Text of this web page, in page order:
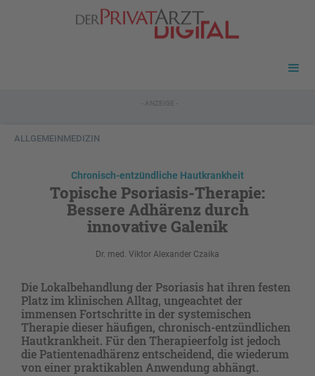
- ANZEIGE -
ALLGEMEINMEDIZIN
Chronisch-entzündliche Hautkrankheit
Topische Psoriasis-Therapie:
Bessere Adhärenz durch
innovative Galenik
Dr. med. Viktor Alexander Czaika
Die Lokalbehandlung der Psoriasis hat ihren festen
Platz im klinischen Alltag, ungeachtet der
immensen Fortschritte in der systemischen
Therapie dieser häufigen, chronisch-entzündlichen
Hautkrankheit. Für den Therapieerfolg ist jedoch
die Patientenadhärenz entscheidend, die wiederum
von einer praktikablen Anwendung abhängt.